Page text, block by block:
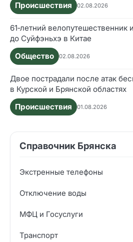
Происшествия
02.08.2026
61‑летний велопутешественник
до Суйфэньхэ в Китае
Общество
02.08.2026
Двое пострадали после атак
в Курской и Брянской областях
Происшествия
01.08.2026
Справочник Брянска
Экстренные телефоны
Отключение воды
МФЦ и Госуслуги
Транспорт